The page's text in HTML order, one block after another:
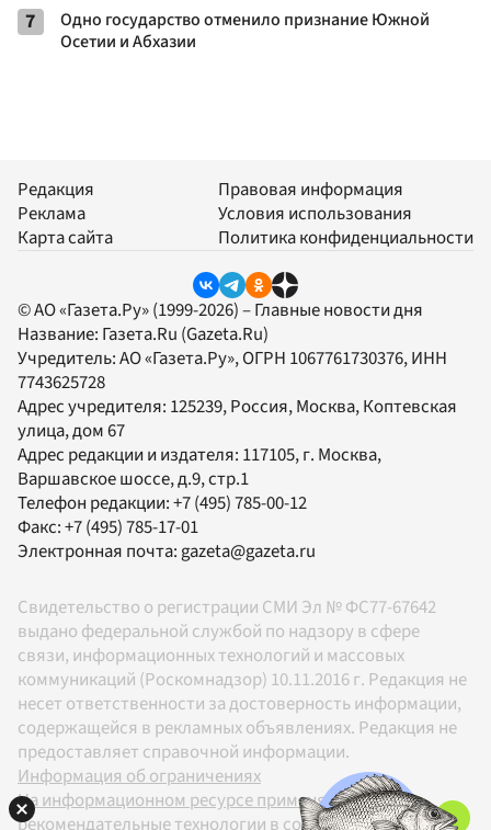
7
Одно государство отменило признание Южной
Осетии и Абхазии
Редакция
Реклама
Карта сайта
Правовая информация
Условия использования
Политика конфиденциальности
© АО «Газета.Ру» (1999-2026) – Главные новости дня
Название: Газета.Ru (Gazeta.Ru)
Учредитель:АО «Газета.Ру», ОГРН 1067761730376, ИНН
7743625728
Адрес учредителя: 125239, Россия, Москва, Коптевская
улица, дом 67
Адрес редакции и издателя: 117105, г. Москва,
Варшавское шоссе, д.9, стр.1
Телефон редакции:+7 (495) 785-00-12
Факс:+7 (495) 785-17-01
Электронная почта:gazeta@gazeta.ru
Свидетельство о регистрации СМИ Эл № ФС77-67642
выдано федеральной службой по надзору в сфере
связи, информационных технологий и массовых
коммуникаций (Роскомнадзор) 10.11.2016 г. Редакция не
несет ответственности за достоверность информации,
содержащейся в рекламных объявлениях. Редакция не
предоставляет справочной информации.
Информация об ограничениях
На информационном ресурсе применяются
рекомендательные технологии в соответствии с